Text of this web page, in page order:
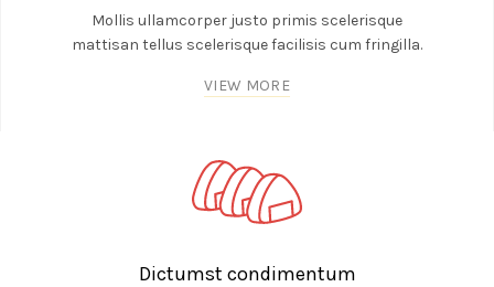
Mollis ullamcorper justo primis scelerisque
mattisan tellus scelerisque facilisis cum fringilla.
VIEW MORE
Dictumst condimentum